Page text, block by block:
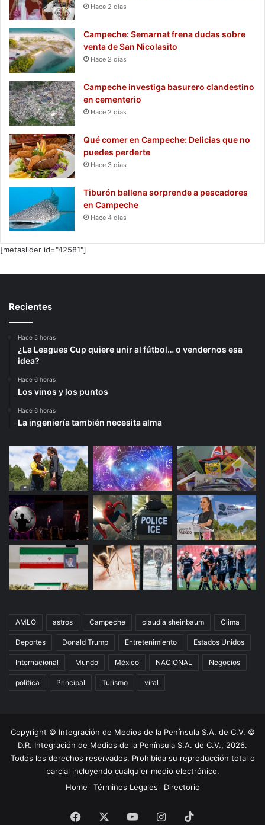
Hace 2 días
Campeche: Semarnat frena dudas sobre
venta de San Nicolasito
Hace 2 días
Campeche investiga basurero clandestino
en cementerio
Hace 2 días
Qué comer en Campeche: Delicias que no
puedes perderte
Hace 3 días
Tiburón ballena sorprende a pescadores
en Campeche
Hace 4 días
[metaslider id="42581"]
Recientes
Hace 5 horas
¿La Leagues Cup quiere unir al fútbol… o vendernos esa
idea?
Hace 6 horas
Los vinos y los puntos
Hace 6 horas
La ingeniería también necesita alma
AMLO astros Campeche claudia sheinbaum Clima
Deportes Donald Trump Entretenimiento Estados Unidos
Internacional Mundo México NACIONAL Negocios
política Principal Turismo viral
Copyright © Integración de Medios de la Península S.A. de C.V. ©
D.R. Integración de Medios de la Península S.A. de C.V., 2026.
Todos los derechos reservados. Prohibida su reproducción total o
parcial incluyendo cualquier medio electrónico.
Home
Términos Legales Directorio
Facebook YouTubeInstagram